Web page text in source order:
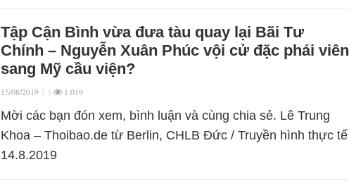
Tập Cận Bình vừa đưa tàu quay lại Bãi Tư
Chính – Nguyễn Xuân Phúc vội cử đặc phái viên
sang Mỹ cầu viện?
15/08/2019 | | 1.019
Mời các bạn đón xem, bình luận và cùng chia sẻ. Lê Trung
Khoa – Thoibao.de từ Berlin, CHLB Đức / Truyền hình thực tế
14.8.2019